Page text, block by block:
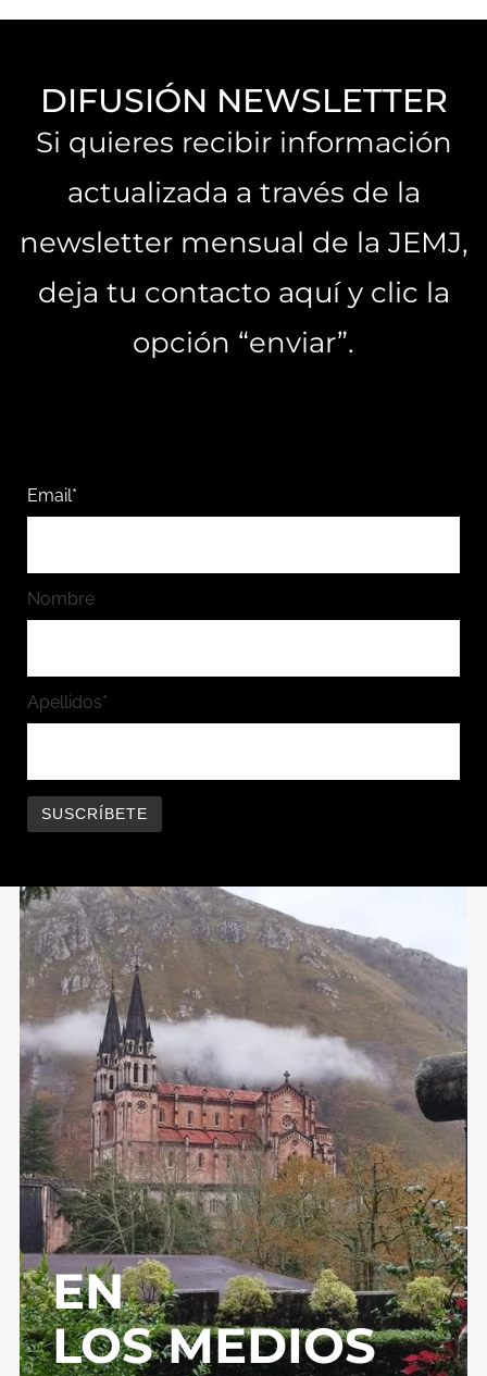
DIFUSIÓN NEWSLETTER
Si quieres recibir información
actualizada a través de la
newsletter mensual de la JEMJ,
deja tu contacto aquí y clic la
opción “enviar”.
Email*
Nombre
Apellidos*
EN
LOS MEDIOS